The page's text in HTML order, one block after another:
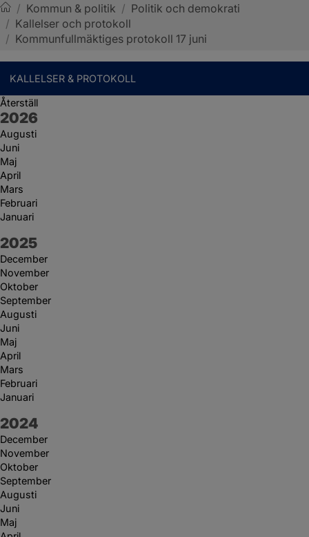
Sotenäs kommun
/ Kommun & politik / Politik och demokrati
/ Kallelser och protokoll
/ Kommunfullmäktiges protokoll 17 juni
KALLELSER & PROTOKOLL
Återställ
År:
2026
Augusti
Juni
Maj
April
Mars
Februari
Januari
År:
2025
December
November
Oktober
September
Augusti
Juni
Maj
April
Mars
Februari
Januari
År:
2024
December
November
Oktober
September
Augusti
Juni
Maj